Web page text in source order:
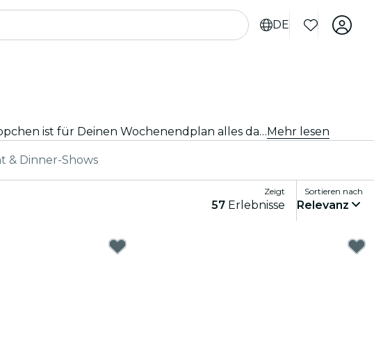
DE
Entdecke die leckersten Brunch-Lokale in Madrid. Von bodenlosen Mimosen bis hin zu Gourmet-Häppchen ist für Deinen Wochenendplan alles dabei.Mehr lesen
& Dinner-Shows
Zeigt
57 Erlebnisse
Sortieren nach
Relevanz